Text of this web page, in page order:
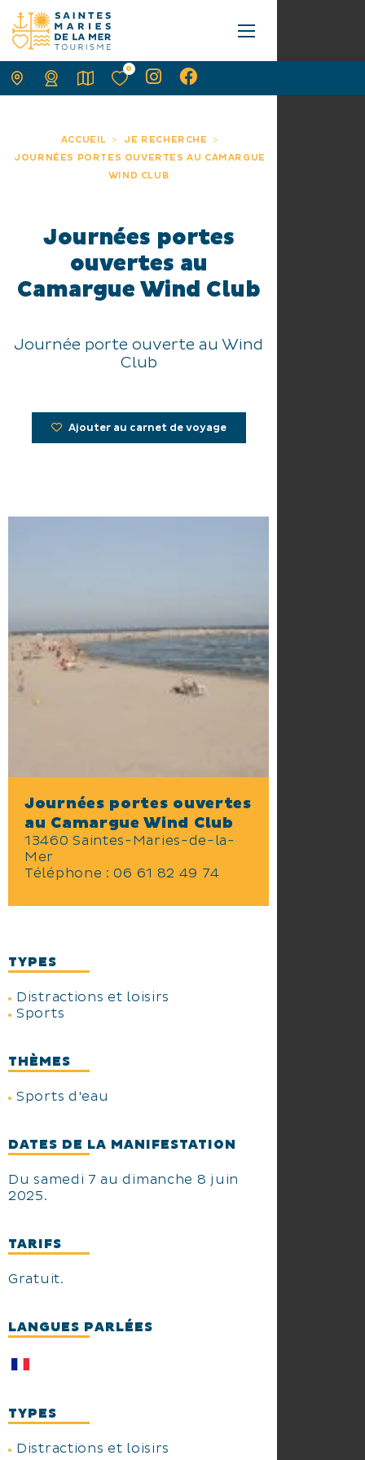
ACCUEIL
JE RECHERCHE
JOURNÉES PORTES OUVERTES AU CAMARGUE
WIND CLUB
Journées portes
ouvertes au
Camargue Wind Club
Journée porte ouverte au Wind
Club
Ajouter au carnet de voyage
Journées portes ouvertes
au Camargue Wind Club
13460 Saintes-Maries-de-la-
Mer
Téléphone :06 61 82 49 74
TYPES
Distractions et loisirs
Sports
THÈMES
Sports d'eau
DATES DE LA MANIFESTATION
Du samedi 7 au dimanche 8 juin
2025.
TARIFS
Gratuit.
LANGUES PARLÉES
TYPES
Distractions et loisirs
0